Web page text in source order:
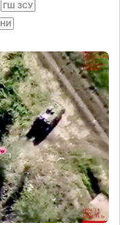
ГШ ЗСУ